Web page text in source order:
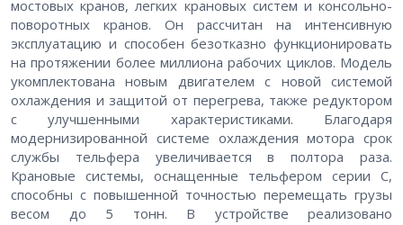
мостовых кранов, легких крановых систем и консольно-
поворотных кранов. Он рассчитан на интенсивную
эксплуатацию и способен безотказно функционировать
на протяжении более миллиона рабочих циклов. Модель
укомплектована новым двигателем c новой системой
охлаждения и защитой от перегрева, также редуктором
с улучшенными характеристиками. Благодаря
модернизированной системе охлаждения мотора срок
службы тельфера увеличивается в полтора раза.
Крановые системы, оснащенные тельфером серии С,
способны с повышенной точностью перемещать грузы
весом до 5 тонн. В устройстве реализовано